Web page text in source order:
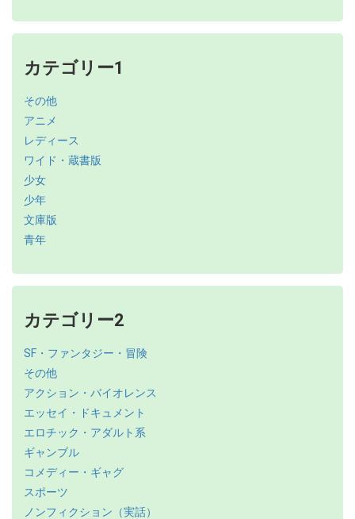
カテゴリー1
その他
アニメ
レディース
ワイド・蔵書版
少女
少年
文庫版
青年
カテゴリー2
SF・ファンタジー・冒険
その他
アクション・バイオレンス
エッセイ・ドキュメント
エロチック・アダルト系
ギャンブル
コメディー・ギャグ
スポーツ
ノンフィクション（実話）